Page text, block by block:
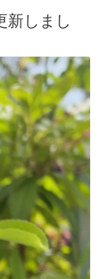
新しまし